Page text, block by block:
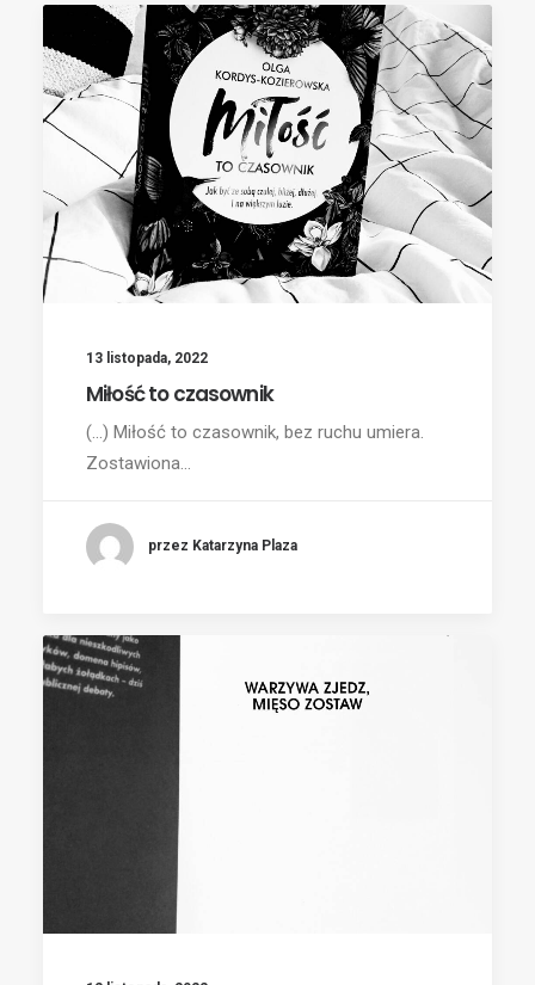
13 listopada, 2022
Miłość to czasownik
(...) Miłość to czasownik, bez ruchu umiera.
Zostawiona…
przez Katarzyna Plaza